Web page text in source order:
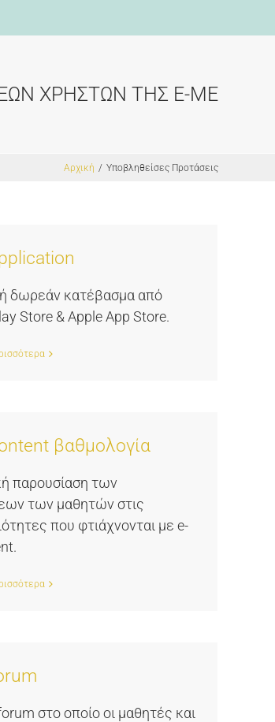
ΧΡΗΣΤΩΝ ΤΗΣ E-ME
Αρχική / Υποβληθείσες Προτάσεις
δωρεάν κατέβασμα από
Store & Apple App Store.
βαθμολογία
παρουσίαση των
των μαθητών στις
που φτιάχνονται με e-
στο οποίο οι μαθητές και